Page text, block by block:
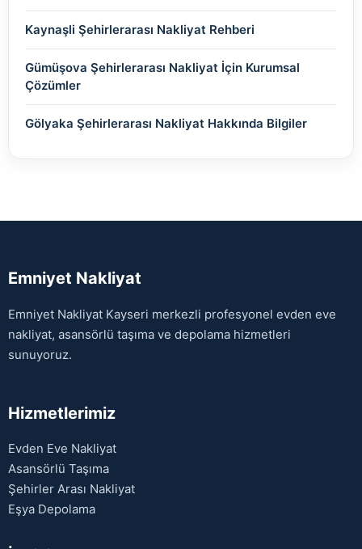
Kaynaşli Şehirlerarası Nakliyat Rehberi
Gümüşova Şehirlerarası Nakliyat İçin Kurumsal
Çözümler
Gölyaka Şehirlerarası Nakliyat Hakkında Bilgiler
Emniyet Nakliyat
Emniyet Nakliyat Kayseri merkezli profesyonel evden eve
nakliyat, asansörlü taşıma ve depolama hizmetleri
sunuyoruz.
Hizmetlerimiz
Evden Eve Nakliyat
Asansörlü Taşıma
Şehirler Arası Nakliyat
Eşya Depolama